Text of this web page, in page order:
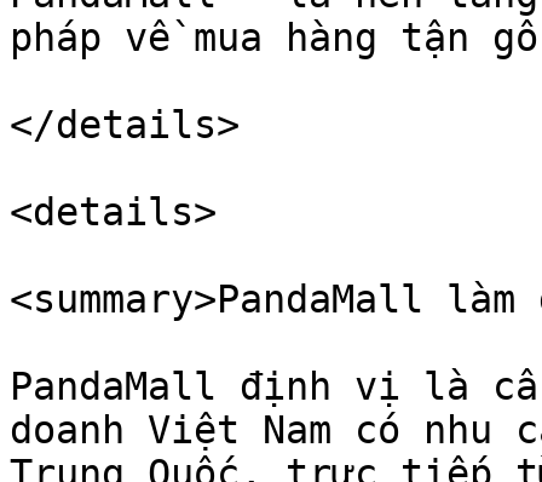
pháp về mua hàng tận
</details>
<details>
<summary>PandaMall làm
PandaMall định vị là
doanh Việt Nam có nhu